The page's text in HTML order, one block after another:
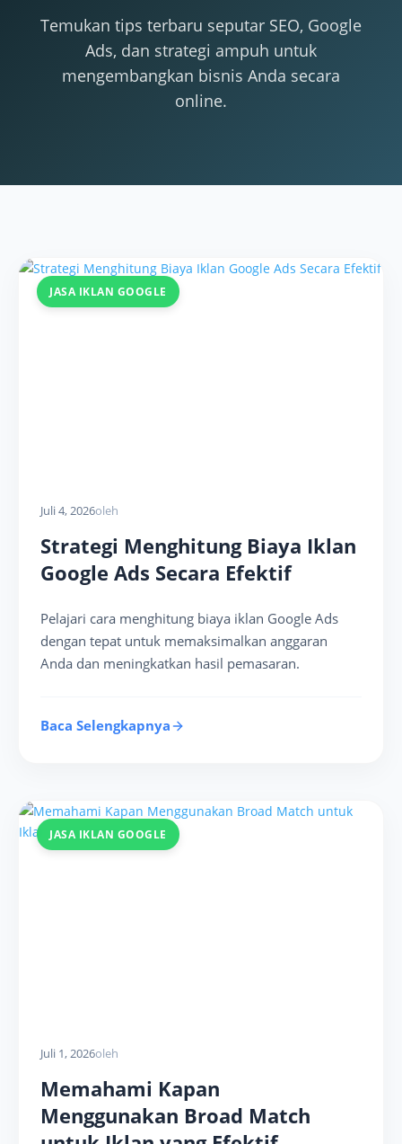
Temukan tips terbaru seputar SEO, Google
Ads, dan strategi ampuh untuk
mengembangkan bisnis Anda secara
online.
JASA IKLAN GOOGLE
Juli 4, 2026oleh
Strategi Menghitung Biaya Iklan
Google Ads Secara Efektif
Pelajari cara menghitung biaya iklan Google Ads
dengan tepat untuk memaksimalkan anggaran
Anda dan meningkatkan hasil pemasaran.
Baca Selengkapnya
JASA IKLAN GOOGLE
Juli 1, 2026oleh
Memahami Kapan
Menggunakan Broad Match